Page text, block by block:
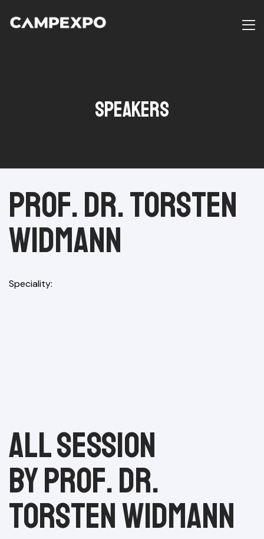
Speakers
Prof. Dr. Torsten
Widmann
Speciality
All session
by Prof. Dr.
Torsten Widmann